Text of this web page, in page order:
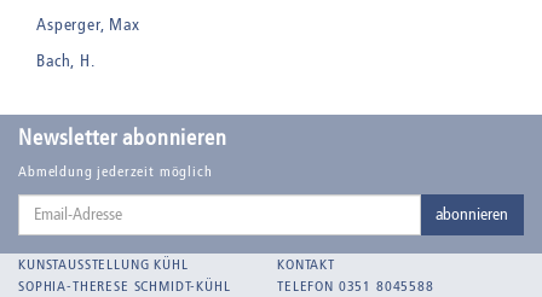
Asperger, Max
Bach, H.
Balden, Theo , eigentlich Otto Koehler
Balden-Wolff, Annemarie
Bankroth, Bernd
Bankroth, Ursula
Barth, Arthur Julius
Newsletter abonnieren
Abmeldung jederzeit möglich
Email-
abonnieren
KUNSTAUSSTELLUNG KÜHL
SOPHIA-THERESE SCHMIDT-KÜHL
KONTAKT
TELEFON 0351 8045588